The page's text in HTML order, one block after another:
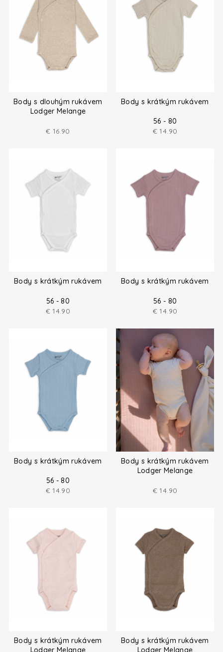
Body s dlouhým rukávem
Lodger Melange
€ 16.90
Body s krátkým rukávem
56 - 80
€ 14.90
Body s krátkým rukávem
56 - 80
€ 14.90
Body s krátkým rukávem
56 - 80
€ 14.90
Body s krátkým rukávem
56 - 80
€ 14.90
Body s krátkým rukávem
Lodger Melange
€ 14.90
Body s krátkým rukávem
Lodger Melange
Body s krátkým rukávem
Lodger Melange